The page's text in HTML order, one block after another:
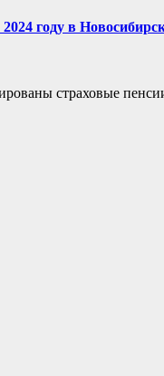
году в
страховые